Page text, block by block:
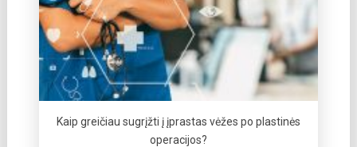
Kaip greičiau sugrįžti į įprastas vėžes po plastinės
operacijos?